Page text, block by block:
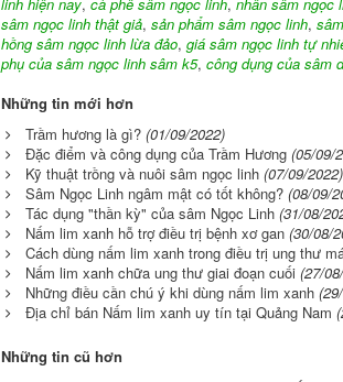
sâm ngọc linh thật giả, sản phẩm sâm ngọc linh,
hồng sâm ngọc linh lừa đảo, giá sâm ngọc linh tự
phụ của sâm ngọc linh sâm k5, công dụng của sâm
Những tin mới hơn
Trầm hương là gì? (01/09/2022)
Đặc điểm và công dụng của Trầm Hương (05/09/
Kỹ thuật trồng và nuôi sâm ngọc linh (07/09/2022)
Sâm Ngọc Linh ngâm mật có tốt không? (08/09/
Tác dụng "thần kỳ" của sâm Ngọc Linh (31/08/
Nấm lim xanh hỗ trợ điều trị bệnh xơ gan (30/08/
Cách dùng nấm lim xanh trong điều trị ung thư
Nấm lim xanh chữa ung thư giai đoạn cuối (27/
Những điều cần chú ý khi dùng nấm lim xanh
Địa chỉ bán Nấm lim xanh uy tín tại Quảng Nam
Những tin cũ hơn